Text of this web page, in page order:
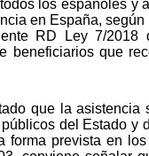
los españoles y
en España,
RD Ley 7/
beneficiarios que
que la asistencia
del Estado y
forma prevista en